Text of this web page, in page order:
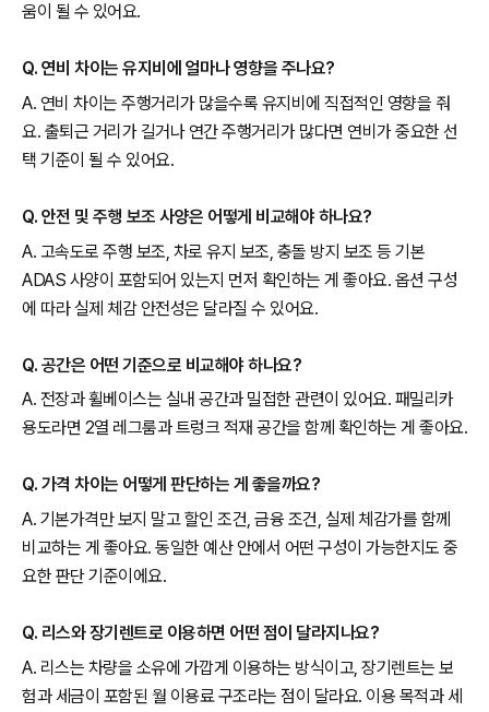
움이 될 수 있어요.
Q. 연비 차이는 유지비에 얼마나 영향을 주나요?
A. 연비 차이는 주행거리가 많을수록 유지비에 직접적인 영향을 줘
요. 출퇴근 거리가 길거나 연간 주행거리가 많다면 연비가 중요한 선
택 기준이 될 수 있어요.
Q. 안전 및 주행 보조 사양은 어떻게 비교해야 하나요?
A. 고속도로 주행 보조, 차로 유지 보조, 충돌 방지 보조 등 기본
ADAS 사양이 포함되어 있는지 먼저 확인하는 게 좋아요. 옵션 구성
에 따라 실제 체감 안전성은 달라질 수 있어요.
Q. 공간은 어떤 기준으로 비교해야 하나요?
A. 전장과 휠베이스는 실내 공간과 밀접한 관련이 있어요. 패밀리카
용도라면 2열 레그룸과 트렁크 적재 공간을 함께 확인하는 게 좋아요.
Q. 가격 차이는 어떻게 판단하는 게 좋을까요?
A. 기본가격만 보지 말고 할인 조건, 금융 조건, 실제 체감가를 함께
비교하는 게 좋아요. 동일한 예산 안에서 어떤 구성이 가능한지도 중
요한 판단 기준이에요.
Q. 리스와 장기렌트로 이용하면 어떤 점이 달라지나요?
A. 리스는 차량을 소유에 가깝게 이용하는 방식이고, 장기렌트는 보
험과 세금이 포함된 월 이용료 구조라는 점이 달라요. 이용 목적과 세